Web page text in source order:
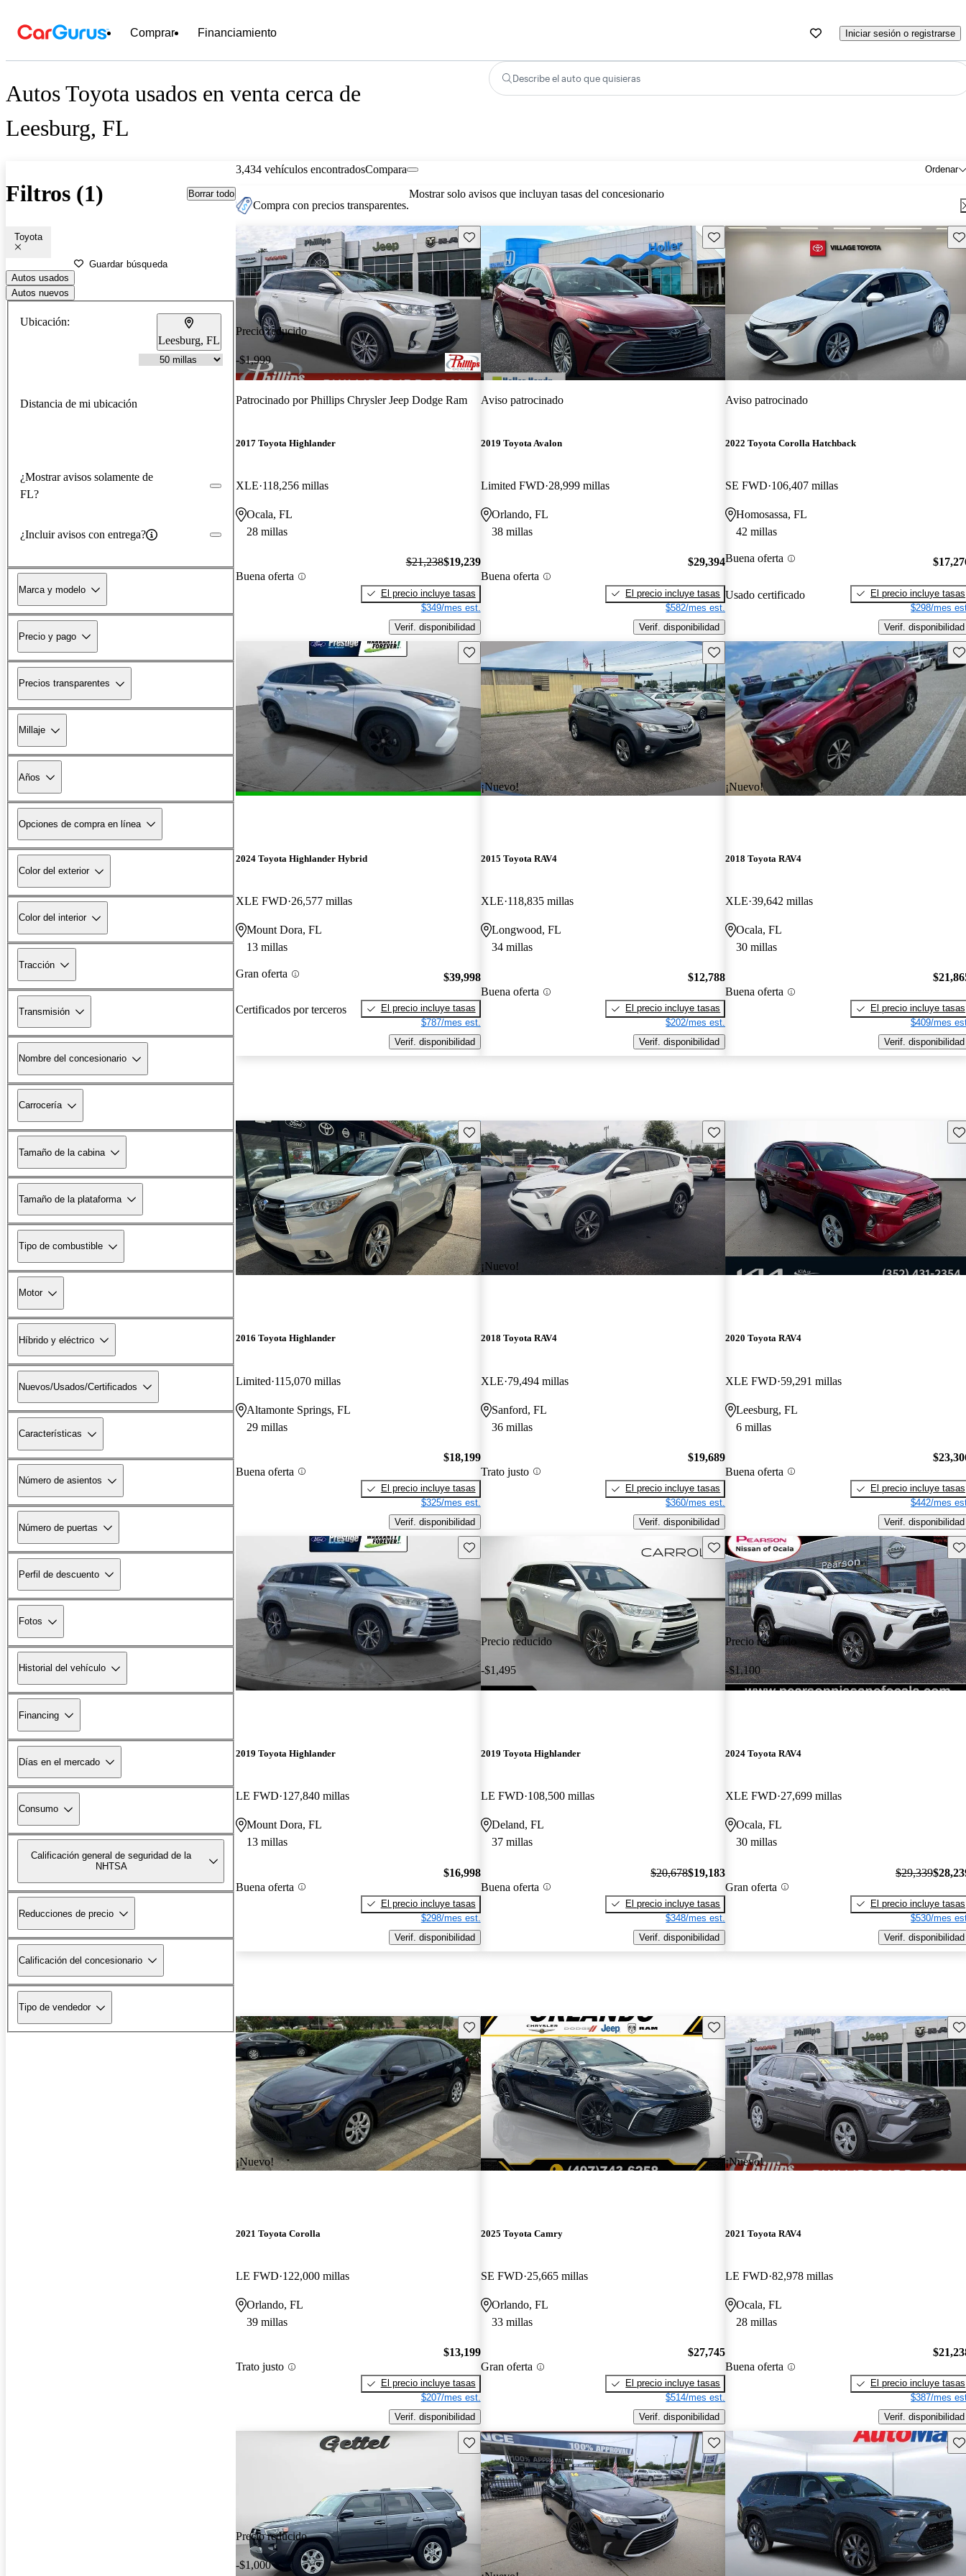
Comprar Financiamiento Iniciar sesión o registrarse
Autos Toyota usados en venta cerca de
Leesburg, FL
Describe el auto que quisieras
Filtros (1) Borrar todo
Toyota
Guardar búsqueda
Autos usados
Autos nuevos
Ubicación:
Leesburg, FL
Distancia de mi ubicación
¿Mostrar avisos solamente de
FL?
¿Incluir avisos con entrega?
Marca y modelo
Precio y pago
Precios transparentes
Millaje
Años
Opciones de compra en línea
Color del exterior
Color del interior
Tracción
Transmisión
Nombre del concesionario
Carrocería
Tamaño de la cabina
Tamaño de la plataforma
Tipo de combustible
Motor
Híbrido y eléctrico
Nuevos/Usados/Certificados
Características
Número de asientos
Número de puertas
Perfil de descuento
Fotos
Historial del vehículo
Financing
Días en el mercado
Consumo
Calificación general de seguridad de la
NHTSA
Reducciones de precio
Calificación del concesionario
Tipo de vendedor
3,434 vehículos encontrados Ordenar
Compara
Compra con precios transparentes.
Mostrar solo avisos que incluyan tasas del concesionario
Precio reducido
-$1,999
Guarda este Aviso
Patrocinado porPhillips Chrysler Jeep Dodge Ram
2017 Toyota Highlander
XLE 118,256 millas
Ocala, FL
28 millas
Buena oferta
$21,238$19,239
El precio incluye tasas
$349/mes est.
Verif. disponibilidad
Guarda este Aviso
Aviso patrocinado
2019 Toyota Avalon
Limited FWD 28,999 millas
Orlando, FL
38 millas
Buena oferta
$29,394
El precio incluye tasas
$582/mes est.
Verif. disponibilidad
Aviso patrocinado
2022 Toyota Corolla Hatchback
SE FWD 106,407 millas
Homosassa, FL
42 millas
Buena oferta
Usado certificado
El precio incluye tasas
$298/mes
Verif. disponibilidad
Guarda este Aviso
2024 Toyota Highlander Hybrid
XLE FWD 26,577 millas
Mount Dora, FL
13 millas
Gran oferta
Certificados por terceros
$39,998
El precio incluye tasas
$787/mes est.
Verif. disponibilidad
¡Nuevo!
Guarda este Aviso
2015 Toyota RAV4
XLE 118,835 millas
Longwood, FL
34 millas
Buena oferta
$12,788
El precio incluye tasas
$202/mes est.
Verif. disponibilidad
¡Nuevo!
2018 Toyota RAV4
XLE 39,642 millas
Ocala, FL
30 millas
Buena oferta
El precio incluye tasas
$409/mes
Verif. disponibilidad
Guarda este Aviso
2016 Toyota Highlander
Limited 115,070 millas
Altamonte Springs, FL
29 millas
Buena oferta
$18,199
El precio incluye tasas
$325/mes est.
Verif. disponibilidad
¡Nuevo!
Guarda este Aviso
2018 Toyota RAV4
XLE 79,494 millas
Sanford, FL
36 millas
Trato justo
$19,689
El precio incluye tasas
$360/mes est.
Verif. disponibilidad
2020 Toyota RAV4
XLE FWD 59,291 millas
Leesburg, FL
6 millas
Buena oferta
El precio incluye tasas
$442/mes
Verif. disponibilidad
Guarda este Aviso
2019 Toyota Highlander
LE FWD 127,840 millas
Mount Dora, FL
13 millas
Buena oferta
$16,998
El precio incluye tasas
$298/mes est.
Verif. disponibilidad
Precio reducido
-$1,495
Guarda este Aviso
2019 Toyota Highlander
LE FWD 108,500 millas
Deland, FL
37 millas
Buena oferta
$20,678$19,183
El precio incluye tasas
$348/mes est.
Verif. disponibilidad
Precio reducido
-$1,100
2024 Toyota RAV4
XLE FWD 27,699 millas
Ocala, FL
30 millas
Gran oferta
$29,339
El precio incluye tasas
$530/mes
Verif. disponibilidad
¡Nuevo!
Guarda este Aviso
2021 Toyota Corolla
LE FWD 122,000 millas
Orlando, FL
39 millas
Trato justo
$13,199
El precio incluye tasas
$207/mes est.
Verif. disponibilidad
Guarda este Aviso
2025 Toyota Camry
SE FWD 25,665 millas
Orlando, FL
33 millas
Gran oferta
$27,745
El precio incluye tasas
$514/mes est.
Verif. disponibilidad
¡Nuevo!
2021 Toyota RAV4
LE FWD 82,978 millas
Ocala, FL
28 millas
Buena oferta
El precio incluye tasas
$387/mes
Verif. disponibilidad
Precio reducido
-$1,000
Guarda este Aviso Guarda este Aviso